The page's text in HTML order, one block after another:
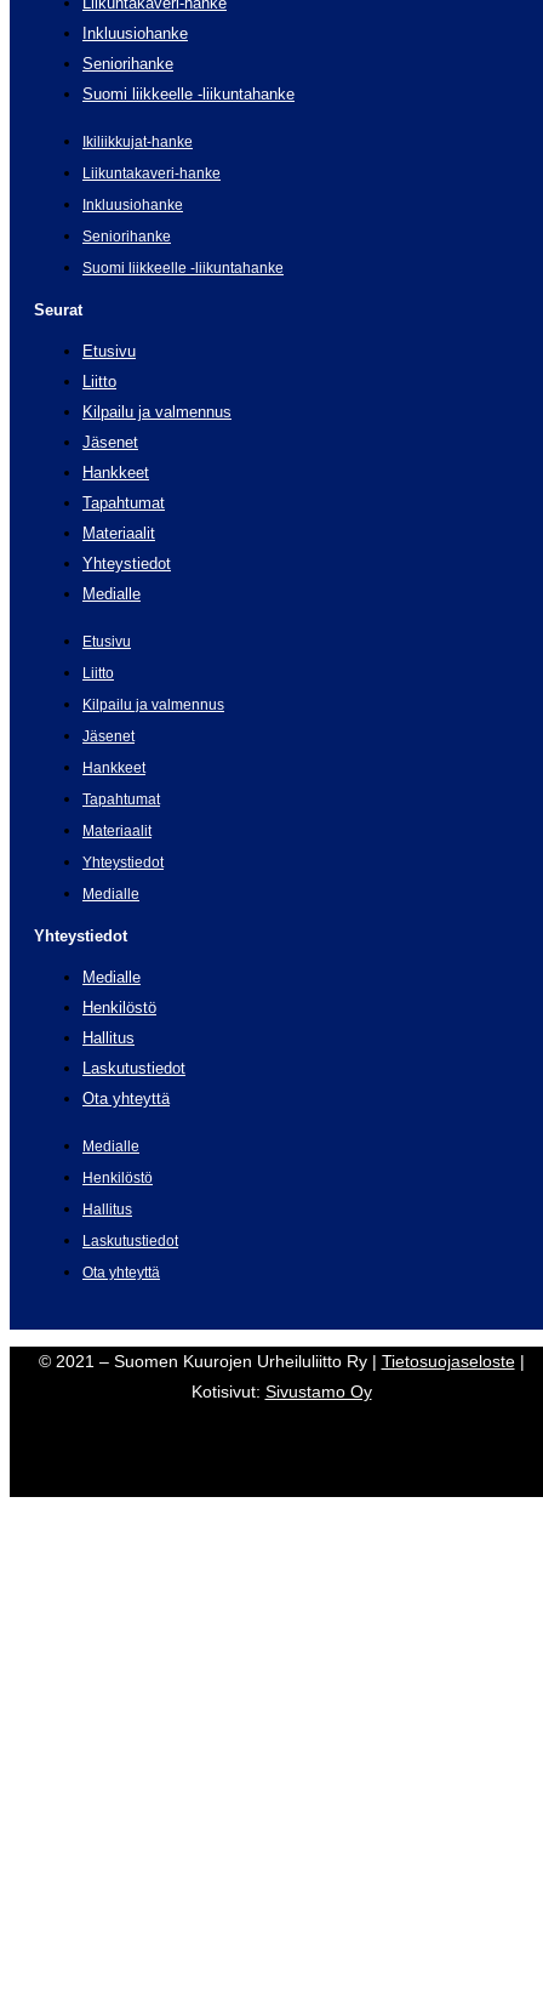
Inkluusiohanke
Seniorihanke
Suomi liikkeelle -liikuntahanke
Ikiliikkujat-hanke
Liikuntakaveri-hanke
Inkluusiohanke
Seniorihanke
Suomi liikkeelle -liikuntahanke
Seurat
Etusivu
Liitto
Kilpailu ja valmennus
Jäsenet
Hankkeet
Tapahtumat
Materiaalit
Yhteystiedot
Medialle
Etusivu
Liitto
Kilpailu ja valmennus
Jäsenet
Hankkeet
Tapahtumat
Materiaalit
Yhteystiedot
Medialle
Yhteystiedot
Medialle
Henkilöstö
Hallitus
Laskutustiedot
Ota yhteyttä
Medialle
Henkilöstö
Hallitus
Laskutustiedot
Ota yhteyttä
© 2021 – Suomen Kuurojen Urheiluliitto Ry | Tietosuojaseloste|
Kotisivut: Sivustamo Oy